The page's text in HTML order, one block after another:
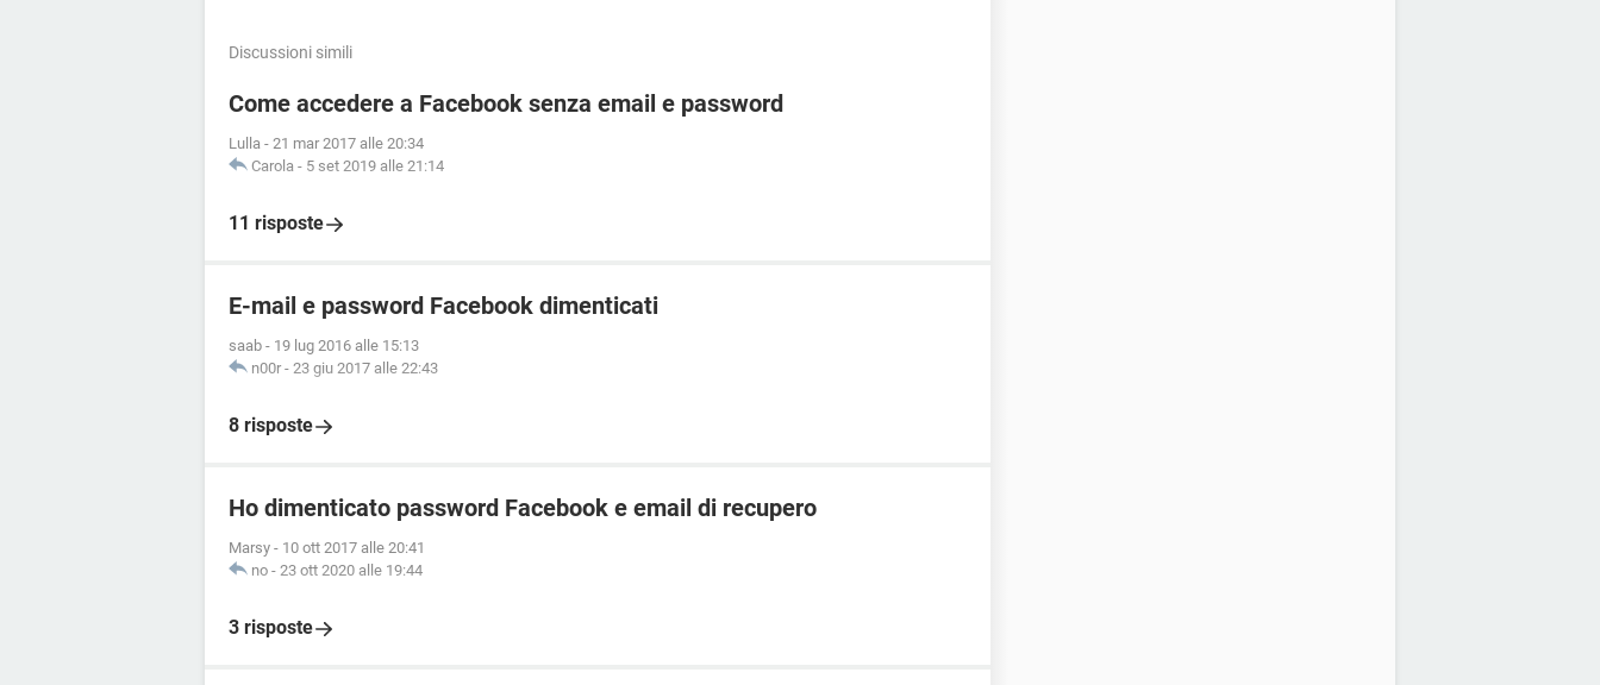
Discussioni simili
Come accedere a Facebook senza email e password
Lulla - 21 mar 2017 alle 20:34
Carola - 5 set 2019 alle 21:14
11 risposte
E-mail e password Facebook dimenticati
saab - 19 lug 2016 alle 15:13
n00r - 23 giu 2017 alle 22:43
8 risposte
Ho dimenticato password Facebook e email di recupero
Marsy - 10 ott 2017 alle 20:41
no - 23 ott 2020 alle 19:44
3 risposte